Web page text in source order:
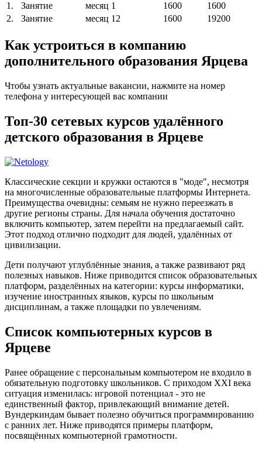
1.
Занятие месяц 1 1600
1600
2.
Занятие месяц 12 1600 19200
Как устроиться в компанию
дополнительного образования Ярцева
Чтобы узнать актуальные вакансии, нажмите на номер
телефона у интересующей вас компании
Топ-30 сетевых курсов удалённого
детского образования в Ярцеве
Классические секции и кружки остаются в "моде", несмотря
на многочисленные образовательные платформы Интернета.
Преимущества очевидны: семьям не нужно переезжать в
другие регионы страны. Для начала обучения достаточно
включить компьютер, затем перейти на предлагаемый сайт.
Этот подход отлично подходит для людей, удалённых от
цивилизации.
Дети получают углублённые знания, а также развивают ряд
полезных навыков. Ниже приводится список образовательных
платформ, разделённых на категории: курсы информатики,
изучение иностранных языков, курсы по школьным
дисциплинам, а также площадки по увлечениям.
Список компьютерных курсов в
Ярцеве
Ранее обращение с персональным компьютером не входило в
обязательную подготовку школьников. С приходом XXI века
ситуация изменилась: игровой потенциал - это не
единственный фактор, привлекающий внимание детей.
Вундеркиндам бывает полезно обучиться программированию
с ранних лет. Ниже приводятся примеры платформ,
посвящённых компьютерной грамотности.